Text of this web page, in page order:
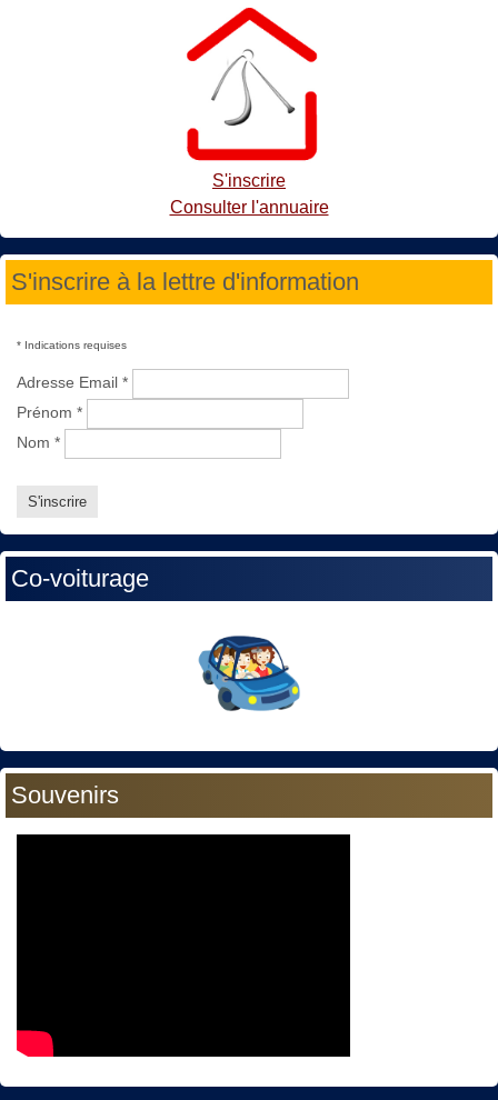
S'inscrire
Consulter l'annuaire
S'inscrire à la lettre d'information
* Indications requises
Adresse Email *
Prénom *
Nom *
Co-voiturage
Souvenirs